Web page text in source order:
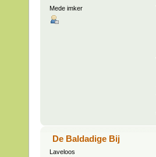
Mede imker
De Baldadige Bij
Laveloos